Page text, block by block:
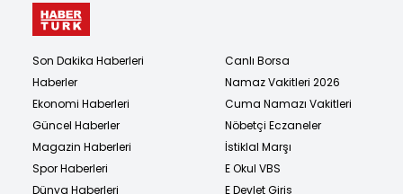
Son Dakika Haberleri
Haberler
Ekonomi Haberleri
Güncel Haberler
Magazin Haberleri
Spor Haberleri
Dünya Haberleri
Canlı Borsa
Namaz Vakitleri 2026
Cuma Namazı Vakitleri
Nöbetçi Eczaneler
İstiklal Marşı
E Okul VBS
E Devlet Giriş